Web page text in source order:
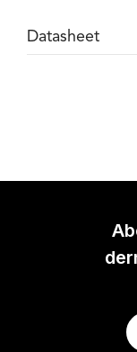
Datasheet